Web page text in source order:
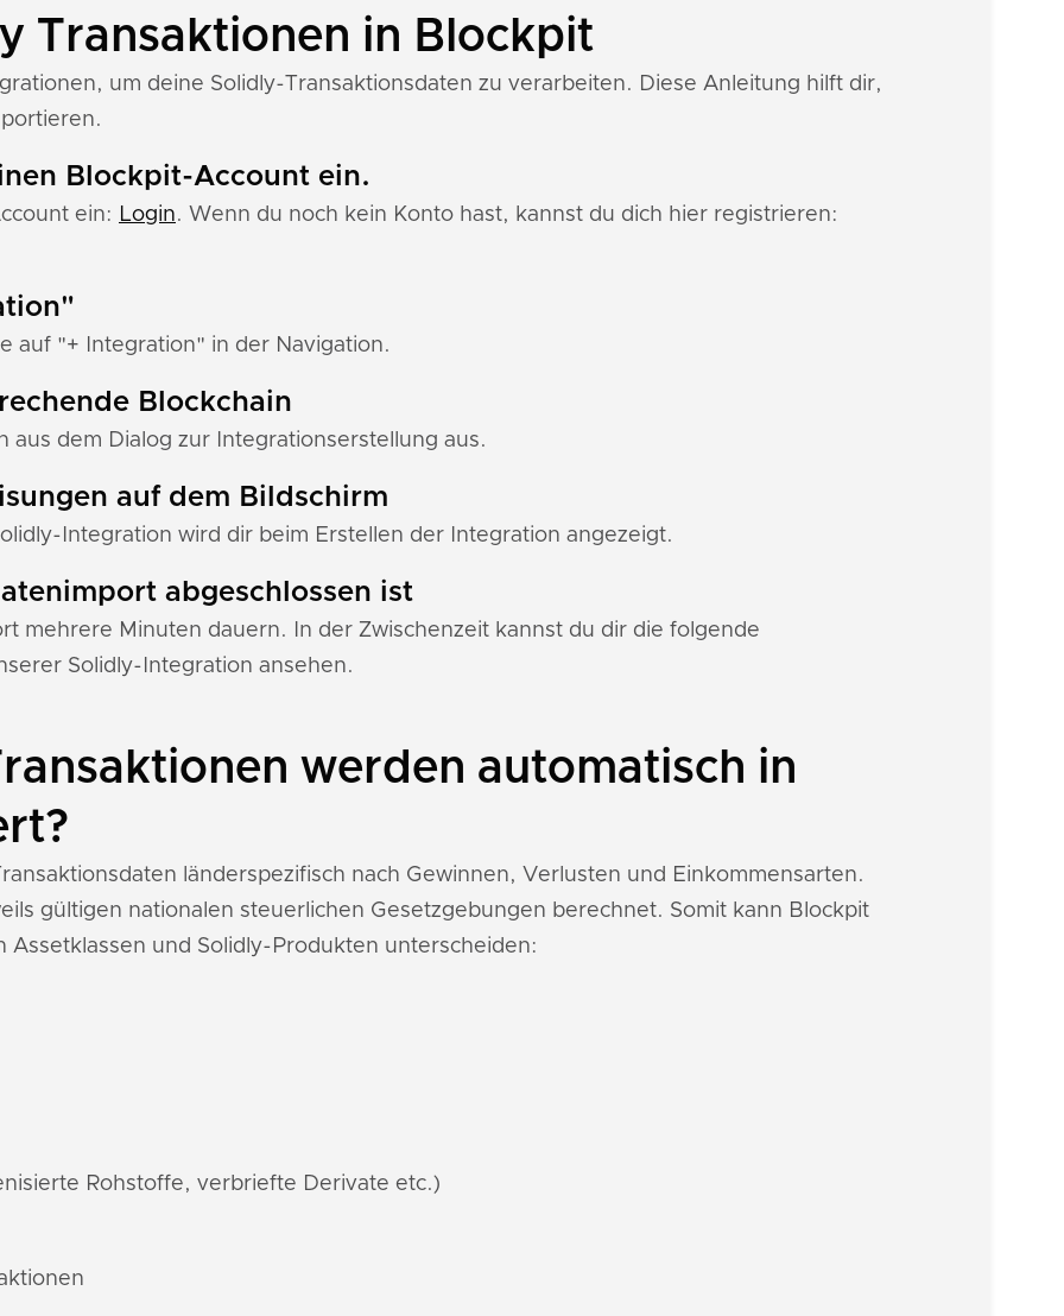
Transaktionen in Blockpit
um deine Solidly-Transaktionsdaten zu verarbeiten. Diese Anleitung hilft dir,
Blockpit-Account ein.
ein: Login. Wenn du noch kein Konto hast, kannst du dich hier registrieren:
auf "+ Integration" in der Navigation.
Blockchain
aus dem Dialog zur Integrationserstellung aus.
auf dem Bildschirm
Integration wird dir beim Erstellen der Integration angezeigt.
abgeschlossen ist
mehrere Minuten dauern. In der Zwischenzeit kannst du dir die folgende
Solidly-Integration ansehen.
werden automatisch in
länderspezifisch nach Gewinnen, Verlusten und Einkommensarten.
gültigen nationalen steuerlichen Gesetzgebungen berechnet. Somit kann Blockpit
Assetklassen und Solidly-Produkten unterscheiden:
Rohstoffe, verbriefte Derivate etc.)